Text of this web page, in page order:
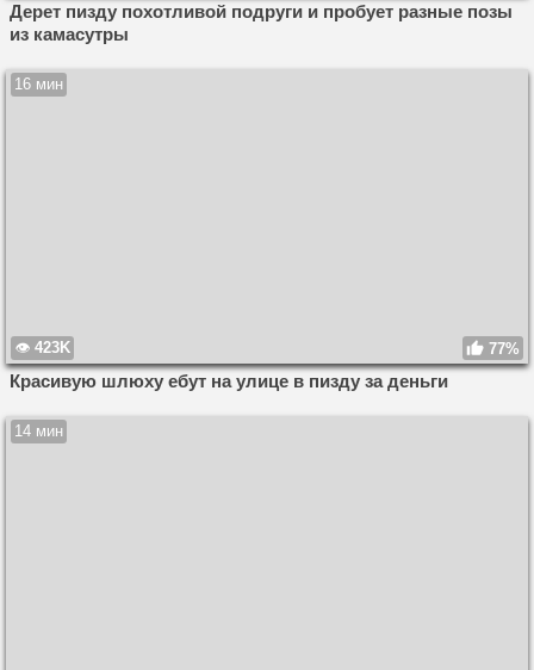
Дерет пизду похотливой подруги и пробует разные позы
из камасутры
16 мин
423K 77%
Красивую шлюху ебут на улице в пизду за деньги
14 мин